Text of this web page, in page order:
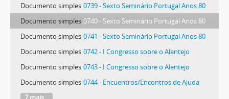
Documento simples 0739 - Sexto Seminário Portugal Anos 80
Documento simples 0740 - Sexto Seminário Portugal Anos 80
Documento simples 0741 - Sexto Seminário Portugal Anos 80
Documento simples 0742 - I Congresso sobre o Alentejo
Documento simples 0743 - I Congresso sobre o Alentejo
Documento simples 0744 - Encuentros/Encontros de Ajuda